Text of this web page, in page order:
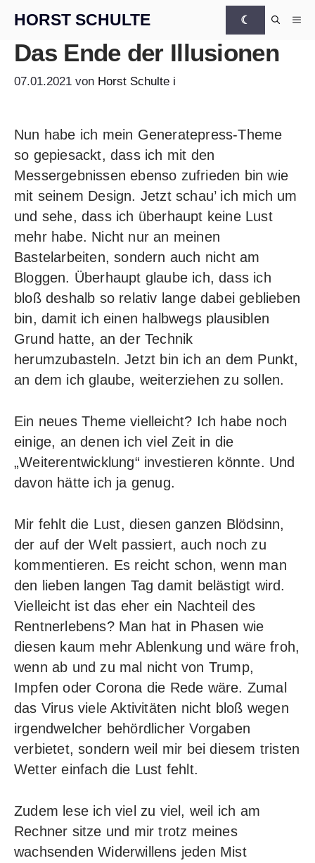
HORST SCHULTE ☾
Das Ende der Illusionen
07.01.2021 von Horst Schulte i
Nun habe ich mein Generatepress-Theme
so gepiesackt, dass ich mit den
Messergebnissen ebenso zufrieden bin wie
mit seinem Design. Jetzt schau’ ich mich um
und sehe, dass ich überhaupt keine Lust
mehr habe. Nicht nur an meinen
Bastelarbeiten, sondern auch nicht am
Bloggen. Überhaupt glaube ich, dass ich
bloß deshalb so relativ lange dabei geblieben
bin, damit ich einen halbwegs plausiblen
Grund hatte, an der Technik
herumzubasteln. Jetzt bin ich an dem Punkt,
an dem ich glaube, weiterziehen zu sollen.
Ein neues Theme vielleicht? Ich habe noch
einige, an denen ich viel Zeit in die
„Weiterentwicklung“ investieren könnte. Und
davon hätte ich ja genug.
Mir fehlt die Lust, diesen ganzen Blödsinn,
der auf der Welt passiert, auch noch zu
kommentieren. Es reicht schon, wenn man
den lieben langen Tag damit belästigt wird.
Vielleicht ist das eher ein Nachteil des
Rentnerlebens? Man hat in Phasen wie
diesen kaum mehr Ablenkung und wäre froh,
wenn ab und zu mal nicht von Trump,
Impfen oder Corona die Rede wäre. Zumal
das Virus viele Aktivitäten nicht bloß wegen
irgendwelcher behördlicher Vorgaben
verbietet, sondern weil mir bei diesem tristen
Wetter einfach die Lust fehlt.
Zudem lese ich viel zu viel, weil ich am
Rechner sitze und mir trotz meines
wachsenden Widerwillens jeden Mist